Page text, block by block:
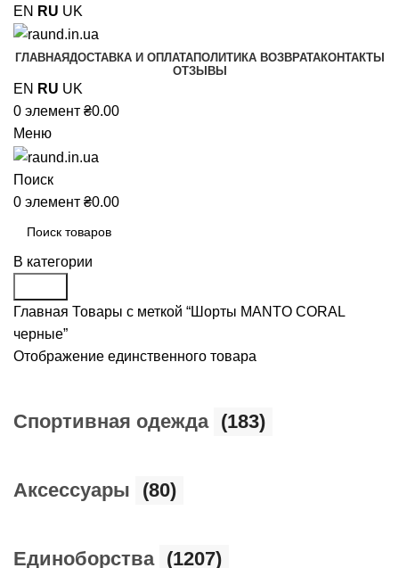
EN RU UK
ГЛАВНАЯДОСТАВКА И ОПЛАТАПОЛИТИКА ВОЗВРАТАКОНТАКТЫ
ОТЗЫВЫ
EN RU UK
0 элемент ₴0.00
Меню
Поиск
0 элемент ₴0.00
В категории
Главная Товары с меткой “Шорты MANTO CORAL
черные”
Отображение единственного товара
Cпортивная одежда (183)
Аксессуары (80)
Единоборства (1207)